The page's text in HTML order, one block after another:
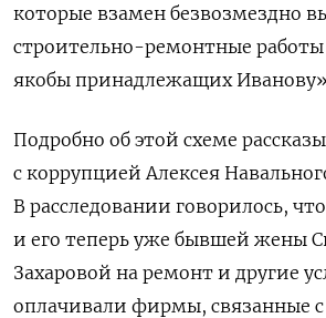
которые взамен безвозмездно
строительно-ремонтные работы
якобы принадлежащих
Подробно об этой схеме
с коррупцией Алексея
В расследовании говорилось,
и его теперь уже бывшей жены
Захаровой на ремонт и другие
оплачивали фирмы, связанные